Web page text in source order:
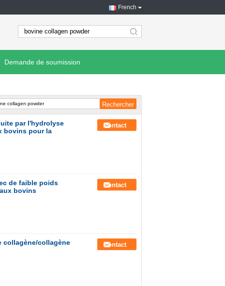
French
search
Demande de soumission
par l'hydrolyse
bovins pour la
Contact
de faible poids
bovins
Contact
collagène/collagène
Contact